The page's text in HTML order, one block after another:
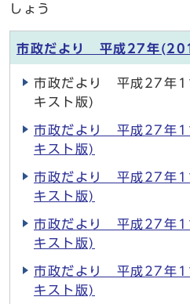
しょう
市政だより 平成27年
市政だより 平成27年
キスト版)
市政だより 平成27年
キスト版)
市政だより 平成27年
キスト版)
市政だより 平成27年
キスト版)
市政だより 平成27年
キスト版)